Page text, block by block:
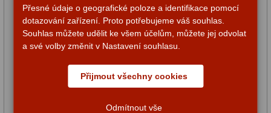
Přesné údaje o geografické poloze a identifikace pomocí
dotazování zařízení. Proto potřebujeme váš souhlas.
Souhlas můžete udělit ke všem účelům, můžete jej odvolat
a své volby změnit v Nastavení souhlasu.
Přijmout všechny cookies
Odmítnout vše